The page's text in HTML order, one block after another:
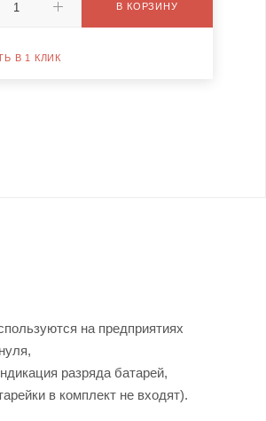
В КОРЗИНУ
В 1 КЛИК
на предприятиях
разряда батарей,
в комплект не входят).